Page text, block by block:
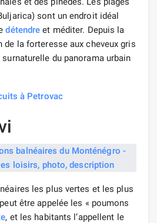
sont un endroit idéal
détendre et méditer. Depuis la
de la forteresse aux cheveux gris
surnaturelle du panorama urbain
à Petrovac
les plus vertes et les plus
être appelée les « poumons
, et les habitants l’appellent le